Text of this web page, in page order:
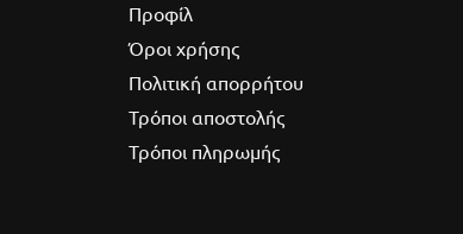
Προφίλ
Όροι χρήσης
Πολιτική απορρήτου
Τρόποι αποστολής
Τρόποι πληρωμής